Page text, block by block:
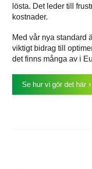
lösta. Det leder till
kostnader.
Med vår nya standard
viktigt bidrag till
det finns många av i
Se hur vi gör det här